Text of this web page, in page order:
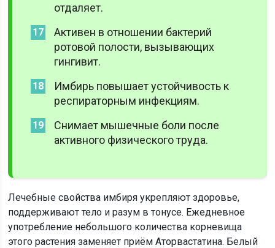
отдаляет.
Активен в отношении бактерий
ротовой полости, вызывающих
гингивит.
Имбирь повышает устойчивость к
респираторным инфекциям.
Снимает мышечные боли после
активного физического труда.
Лечебные свойства имбиря укрепляют здоровье,
поддерживают тело и разум в тонусе. Ежедневное
употребление небольшого количества корневища
этого растения заменяет приём Аторвастатина. Белый